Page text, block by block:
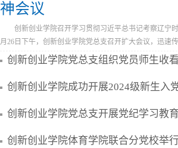
神会议
创新创业学院召开学习贯彻习近平总书记考察辽宁
月26日下午，创新创业学院党总支召开扩大会议，迅速
创新创业学院党总支组织党员师生收看
创新创业学院成功开展2024级新生入
创新创业学院党总支开展党纪学习教